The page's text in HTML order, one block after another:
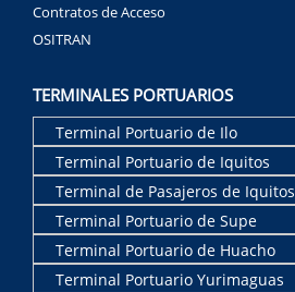
Contratos de Acceso
OSITRAN
TERMINALES PORTUARIOS
Terminal Portuario de Ilo
Terminal Portuario de Iquitos
Terminal de Pasajeros de Iquitos
Terminal Portuario de Supe
Terminal Portuario de Huacho
Terminal Portuario Yurimaguas